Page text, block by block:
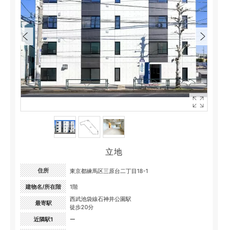
立地
住所 東京都練馬区三原台二丁目18-1
建物名/所在階 1階
最寄駅
西武池袋線石神井公園駅
徒歩20分
近隣駅1
ー